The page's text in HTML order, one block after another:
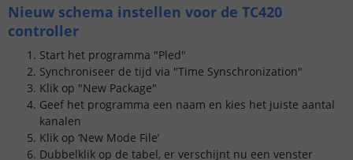
Nieuw schema instellen voor de TC420
controller
Start het programma "Pled"
Synchroniseer de tijd via "Time Synschronization"
Klik op "New Package"
Geef het programma een naam en kies het juiste aantal
kanalen
Klik op ‘New Mode File’
Dubbelklik op de tabel, er verschijnt nu een venster